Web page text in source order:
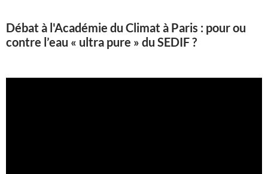
Débat à l'Académie du Climat à Paris : pour ou
contre l’eau « ultra pure » du SEDIF ?